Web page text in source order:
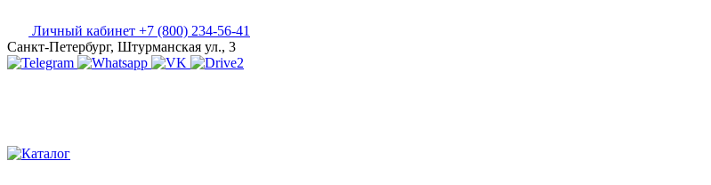
Личный кабинет +7 (800) 234-56-41
Санкт-Петербург, Штурманская ул., 3